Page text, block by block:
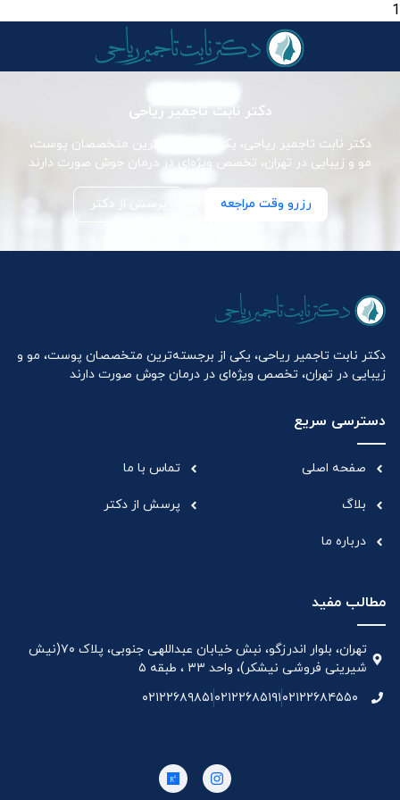
1
دکتر نابت تاجمیر ریاحی
دکتر نابت تاجمیر ریاحی، یکی از برجسته‌ترین متخصصان پوست،
مو و زیبایی در تهران، تخصص ویژه‌ای در درمان جوش صورت دارند
رزرو وقت مراجعه پرسش از دکتر
دکتر نابت تاجمیر ریاحی، یکی از برجسته‌ترین متخصصان پوست، مو و
زیبایی در تهران، تخصص ویژه‌ای در درمان جوش صورت دارند
دسترسی سریع
صفحه اصلی
بلاگ
درباره ما
تماس با ما
پرسش از دکتر
مطالب مفید
تهران، بلوار اندرزگو، نبش خیابان عبداللهی جنوبی، پلاک ۷۰(نیش
شیرینی فروشی نیشکر)، واحد ۳۳ ، طبقه ۵
۰۲۱۲۲۶۸۴۵۵۰۰۲۱۲۲۶۸۵۱۹۱۰۲۱۲۲۶۸۹۸۵۱